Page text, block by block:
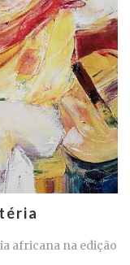
africana na edição